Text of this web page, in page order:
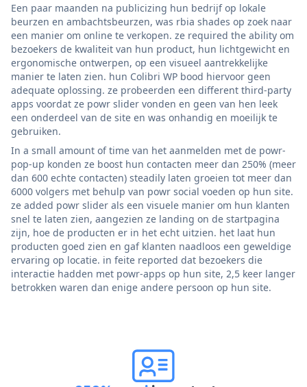
Een paar maanden na publicizing hun bedrijf op lokale
beurzen en ambachtsbeurzen, was rbia shades op zoek naar
een manier om online te verkopen. ze required the ability om
bezoekers de kwaliteit van hun product, hun lichtgewicht en
ergonomische ontwerpen, op een visueel aantrekkelijke
manier te laten zien. hun Colibri WP bood hiervoor geen
adequate oplossing. ze probeerden een different third-party
apps voordat ze powr slider vonden en geen van hen leek
een onderdeel van de site en was onhandig en moeilijk te
gebruiken.
In a small amount of time van het aanmelden met de powr-
pop-up konden ze boost hun contacten meer dan 250% (meer
dan 600 echte contacten) steadily laten groeien tot meer dan
6000 volgers met behulp van powr social voeden op hun site.
ze added powr slider als een visuele manier om hun klanten
snel te laten zien, aangezien ze landing on de startpagina
zijn, hoe de producten er in het echt uitzien. het laat hun
producten goed zien en gaf klanten naadloos een geweldige
ervaring op locatie. in feite reported dat bezoekers die
interactie hadden met powr-apps op hun site, 2,5 keer langer
betrokken waren dan enige andere persoon op hun site.